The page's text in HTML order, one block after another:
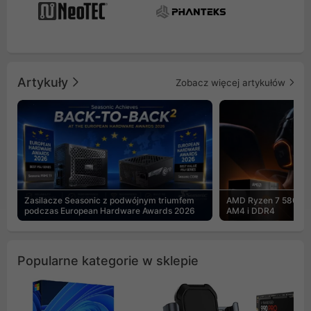
Artykuły Zobacz więcej artykułów
Zasilacze Seasonic z podwójnym triumfem
podczas European Hardware Awards 2026
AMD Ryzen 7
AM4 i DDR4
Popularne kategorie w sklepie